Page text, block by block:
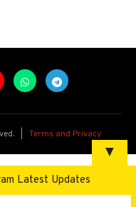
| Terms and Privacy
▼
Latest Updates